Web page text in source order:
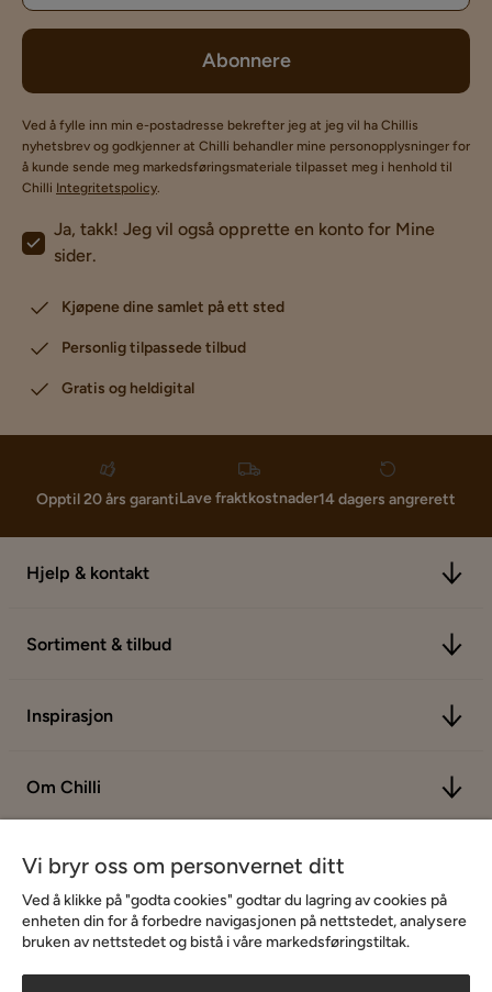
Abonnere
Ved å fylle inn min e-postadresse bekrefter jeg at jeg vil ha Chillis
nyhetsbrev og godkjenner at Chilli behandler mine personopplysninger for
å kunde sende meg markedsføringsmateriale tilpasset meg i henhold til
Chilli Integritetspolicy.
Ja, takk! Jeg vil også opprette en konto for Mine
sider.
Kjøpene dine samlet på ett sted
Personlig tilpassede tilbud
Gratis og heldigital
Opptil 20 års garantiLave fraktkostnader14 dagers angrerett
Hjelp & kontakt
Sortiment & tilbud
Inspirasjon
Om Chilli
Vi bryr oss om personvernet ditt
Ved å klikke på "godta cookies" godtar du lagring av cookies på
enheten din for å forbedre navigasjonen på nettstedet, analysere
bruken av nettstedet og bistå i våre markedsføringstiltak.